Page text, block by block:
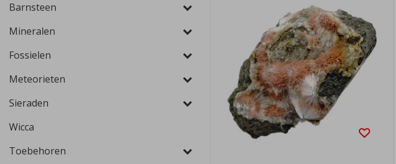
Barnsteen
Mineralen
Fossielen
Meteorieten
Sieraden
Wicca
Toebehoren